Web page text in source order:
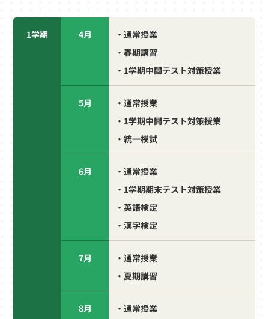
1学期 4月
・通常授業
・春期講習
・1学期中間テスト対策授業
5月
・通常授業
・1学期中間テスト対策授業
・統一模試
6月
・通常授業
・1学期期末テスト対策授業
・英語検定
・漢字検定
7月
・通常授業
・夏期講習
8月
・通常授業